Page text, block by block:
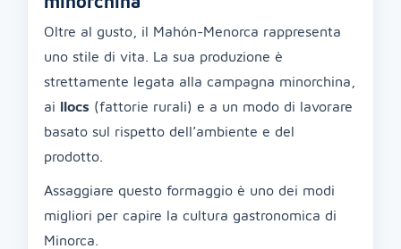
Oltre al gusto, il Mahón-Menorca rappresenta
uno stile di vita. La sua produzione è
strettamente legata alla campagna minorchina,
ai llocs (fattorie rurali) e a un modo di lavorare
basato sul rispetto dell’ambiente e del
prodotto.
Assaggiare questo formaggio è uno dei modi
migliori per capire la cultura gastronomica di
Minorca.